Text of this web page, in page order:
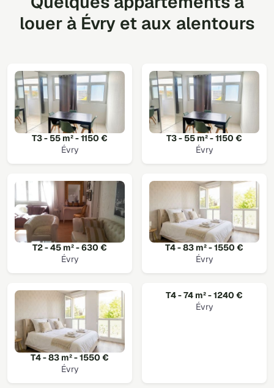
louer à Évry et aux alentours
T3 - 55 m² - 1150 €
Évry
T3 - 55 m² - 1150 €
Évry
T2 - 45 m² - 630 €
Évry
T4 - 83 m² - 1550 €
Évry
T4 - 83 m² - 1550 €
Évry
T4 - 74 m² - 1240 €
Évry